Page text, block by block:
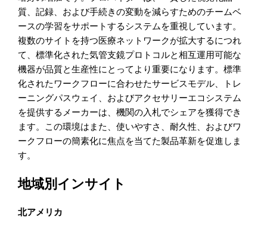
質、記録、および手続きの変動を減らすためのチームベ
ースの学習をサポートするシステムを重視しています。
複数のサイトを持つ医療ネットワークが拡大するにつれ
て、標準化された気管支鏡プロトコルと相互運用可能な
機器が品質と生産性にとってより重要になります。標準
化されたワークフローに合わせたサービスモデル、トレ
ーニングパスウェイ、およびアクセサリーエコシステム
を提供するメーカーは、機関の入札でシェアを獲得でき
ます。この環境はまた、使いやすさ、耐久性、およびワ
ークフローの簡素化に焦点を当てた製品革新を促進しま
す。
地域別インサイト
北アメリカ